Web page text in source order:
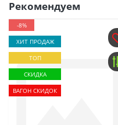
Рекомендуем
-8%
ХИТ ПРОДАЖ
ТОП
СКИДКА
ВАГОН СКИДОК